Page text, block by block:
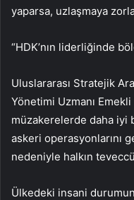
yaparsa, uzlaşmaya
“HDK’nın liderliğinde
Uluslararası Stratejik
Yönetimi Uzmanı
müzakerelerde daha iyi
askeri operasyonlarını
nedeniyle halkın
Ülkedeki insani